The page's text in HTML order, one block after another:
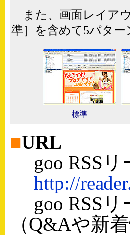
また、画面レイア
準］を含めて5パタ
標準
■URL
goo RSSリ
http://
goo RSSリ
（Q&Aや新